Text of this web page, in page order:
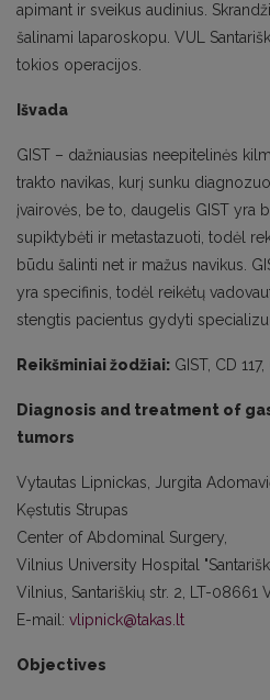
apimant ir sveikus audinius.
šalinami laparoskopu. VUL
tokios operacijos.
Išvada
GIST – dažniausias neepitelinės
trakto navikas, kurį sunku
įvairovės, be to, daugelis GIST yra
supiktybėti ir metastazuoti, todėl
būdu šalinti net ir mažus navikus.
yra specifinis, todėl reikėtų
stengtis pacientus gydyti
Reikšminiai žodžiai: GIST, CD
Diagnosis and treatment of
tumors
Vytautas Lipnickas, Jurgita
Kęstutis Strupas
Center of Abdominal Surgery,
Vilnius University Hospital
Vilnius, Santariškių str. 2, LT-08661
E-mail: vlipnick@takas.lt
Objectives